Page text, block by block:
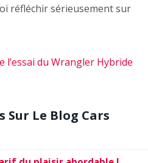
réfléchir sérieusement sur
l’essai du Wrangler Hybride
Le Blog Cars